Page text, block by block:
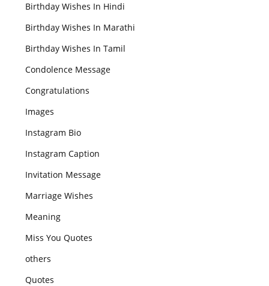
Birthday Wishes In Hindi
Birthday Wishes In Marathi
Birthday Wishes In Tamil
Condolence Message
Congratulations
Images
Instagram Bio
Instagram Caption
Invitation Message
Marriage Wishes
Meaning
Miss You Quotes
others
Quotes